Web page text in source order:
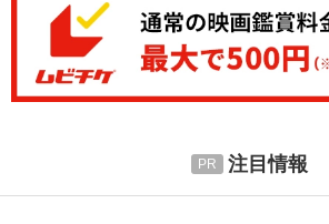
注目情報